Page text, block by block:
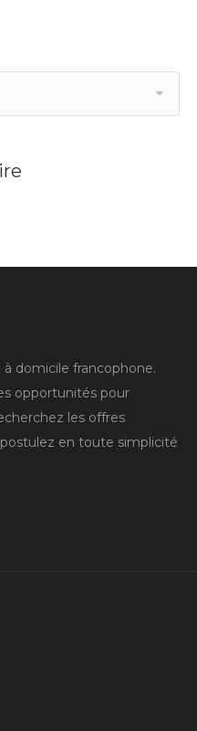
à domicile francophone.
opportunités pour
les offres
en toute simplicité